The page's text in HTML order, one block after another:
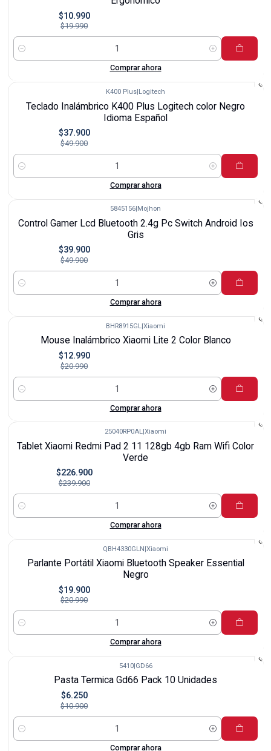
$10.990
$19.990
Cantidad
Comprar ahora
K400 Plus Logitech
Teclado Inalámbrico K400 Plus Logitech color Negro
Idioma Español
$37.900
$49.900
Cantidad
Comprar ahora
5845156 Mojhon
Control Gamer Lcd Bluetooth 2.4g Pc Switch Android Ios
Gris
$39.900
$49.900
Cantidad
Comprar ahora
BHR8915GL|Xiaomi
Mouse Inalámbrico Xiaomi Lite 2 Color Blanco
$12.990
$20.990
Cantidad
Comprar ahora
25040RP0AL Xiaomi
Tablet Xiaomi Redmi Pad 2 11 128gb 4gb Ram Wifi Color
Verde
$226.900
$239.900
Cantidad
Comprar ahora
QBH4330GLN|Xiaomi
Parlante Portátil Xiaomi Bluetooth Speaker Essential
Negro
$19.900
$20.990
Cantidad
Comprar ahora
5410|GD66
Pasta Termica Gd66 Pack 10 Unidades
$6.250
$10.900
Cantidad
Comprar ahora